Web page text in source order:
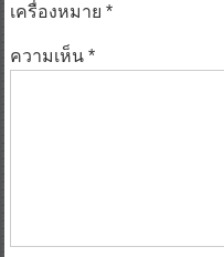
เครื่องหมาย *
ความเห็น *